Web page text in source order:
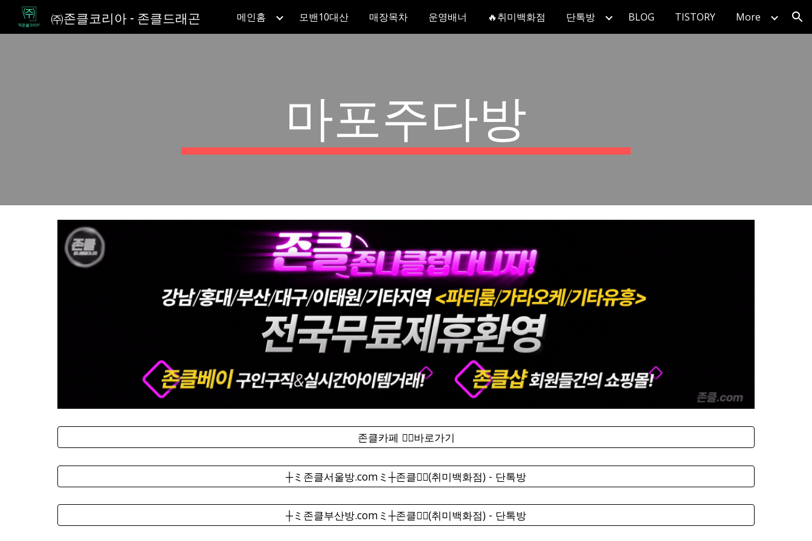
Skip to main content Skip to navigation
㈜존클코리아 - 존클드래곤 메인홈 모밴10대산 매장목차 운영배너 🔥취미백화점 단톡방 BLOG TISTORY More
마포주다방
존클카페 ❤️‍🔥바로가기
┼ミ존클서울방.comミ┼존클❤️‍🔥(취미백화점) - 단톡방
┼ミ존클부산방.comミ┼존클❤️‍🔥(취미백화점) - 단톡방